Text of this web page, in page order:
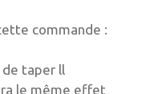
commande :
taper ll
le même effet